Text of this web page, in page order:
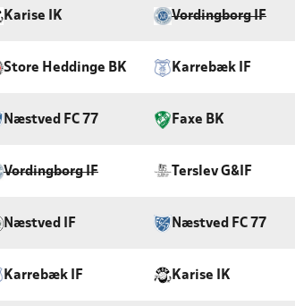
Karise IK Vordingborg IF
Store Heddinge BK Karrebæk IF
Næstved FC 77 Faxe BK
Vordingborg IF Terslev G&IF
Næstved IF Næstved FC 77
Karrebæk IF Karise IK